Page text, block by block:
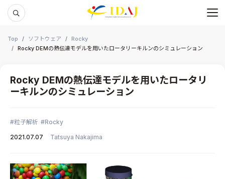
メ
Top ソフトウェア
Rocky
Rocky DEMの熱伝達モデルを用いたロータリーキルンのシミュレーション
Rocky DEMの熱伝達モデルを用いたロータリ
ーキルンのシミュレーション
粒子解析
Rocky
2021.07.07
Tatsuya Nakajima